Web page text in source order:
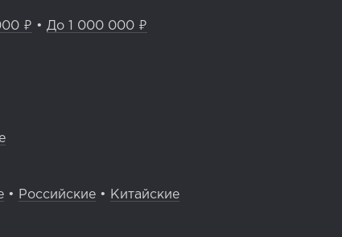
₽ • До 1 000 000 ₽
• Российские • Китайские